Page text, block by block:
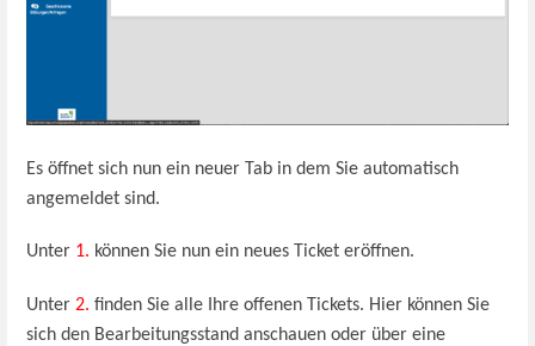
Es öffnet sich nun ein neuer Tab in dem Sie automatisch
angemeldet sind.
Unter 1. können Sie nun ein neues Ticket eröffnen.
Unter 2. finden Sie alle Ihre offenen Tickets. Hier können Sie
sich den Bearbeitungsstand anschauen oder über eine